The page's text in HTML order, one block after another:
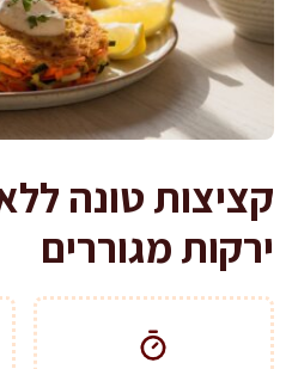
קציצות טונה
ירקות מגוררים